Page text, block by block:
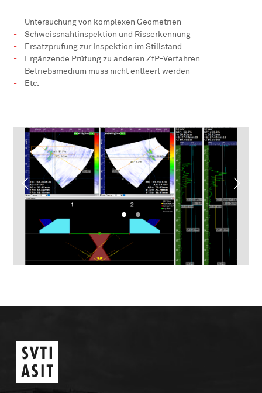
Untersuchung von komplexen Geometrien
Schweissnahtinspektion und Risserkennung
Ersatzprüfung zur Inspektion im Stillstand
Ergänzende Prüfung zu anderen ZfP-Verfahren
Betriebsmedium muss nicht entleert werden
Etc.